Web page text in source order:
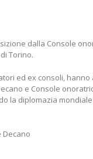
dalla Console
Torino.
ed ex consoli,
e Console
la diplomazia
Decano